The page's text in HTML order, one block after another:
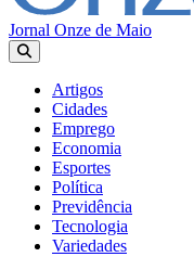
Jornal Onze de Maio
Artigos
Cidades
Emprego
Economia
Esportes
Política
Previdência
Tecnologia
Variedades